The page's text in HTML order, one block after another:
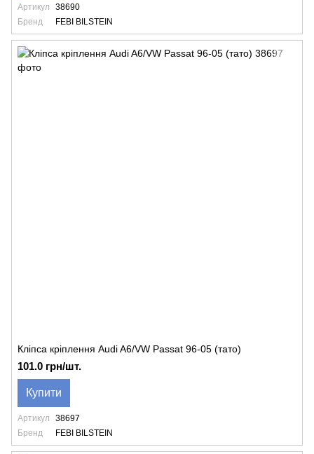
Артикул
38690
Бренд
FEBI BILSTEIN
Кліпса кріплення Audi A6/VW Passat 96-05 (тато)
101.0 грн/шт.
Купити
Артикул
38697
Бренд
FEBI BILSTEIN